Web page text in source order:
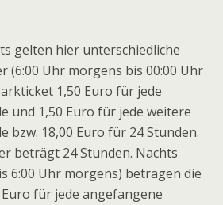
gelten hier unterschiedliche
(6:00 Uhr morgens bis 00:00 Uhr
1,50 Euro für jede
und 1,50 Euro für jede weitere
bzw. 18,00 Euro für 24 Stunden.
beträgt 24 Stunden. Nachts
6:00 Uhr morgens) betragen die
für jede angefangene